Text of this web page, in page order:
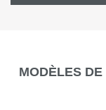
MODÈLES DE